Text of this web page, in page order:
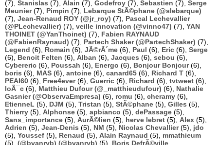
(7), Stanislas (7), Alain (7), Godefroy (7), Sebastien (7), Serge
Meunier(7), Pimpin (7), Lebarque StÃ©phane (@slebarque)
(7), Jean-Renaud ROY (@jr_roy) (7), Pascal Lechevallier
(@PLechevallier) (7), veille innovation (@vinno47) (7), YAN
THOINET (@YanThoinet) (7), Fabien RAYNAUD
(@FabienRaynaud) (7), Partech Shaker (@PartechShaker) (7),
Legend (6), Romain (6), JÃ©rÃ´me (6), Paul (6), Eric (6), Serge
(6), Benoit Felten (6), Alban (6), Jacques (6), sebou (6),
Cybereric (6), Poussah (6), Energo (6), Bonjour Bonjour(6),
boris (6), MAS (6), antoine (6), canard65 (6), Richard T (6),
PEAI60 (6), Free4ever(6), Guerric (6), Richard (6), tvtweet (6),
loÃ¯c (6), Matthieu Dufour (@_matthieudufour) (6), Nathalie
Gasnier (@ObservaEmpresa) (6), romu (6), cheramy (6),
EtienneL (5), DJM (5), Tristan (5), StÃ©phane (5), Gilles (5),
Thierry (5), Alphonse (5), apbianco (5), dePassage (5),
Sans_importance (5), AurÃ©lien (5), herve lebret (5), Alex (5),
Adrien (5), Jean-Denis (5), NM (5), Nicolas Chevallier(5), jdo
(5), Youssef (5), Renaud (5), Alain Raynaud (5), mmathieum
(5), (@bvanryb) (@bvanryb) (5), Boris DefrÃ©ville